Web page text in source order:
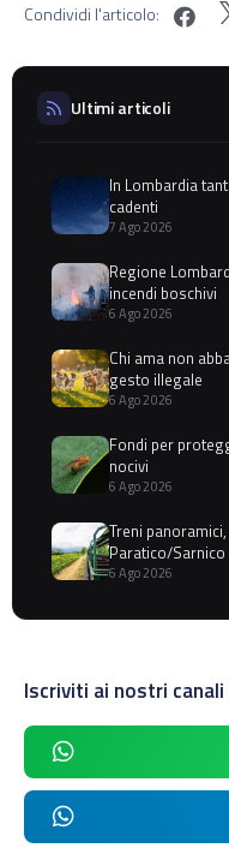
Condividi l'articolo:
Ultimi articoli
In Lombardia
cadenti
7 Ago 2026
Regione
incendi boschivi
6 Ago 2026
Chi ama non
gesto illegale
6 Ago 2026
Fondi per
nocivi
6 Ago 2026
Treni
Paratico/Sarnico
6 Ago 2026
Iscriviti ai nostri canali